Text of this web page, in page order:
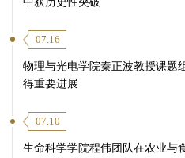
07.16
物理与光电学院秦正波教授课题
得重要进展
07.10
生命科学学院程伟团队在农业与